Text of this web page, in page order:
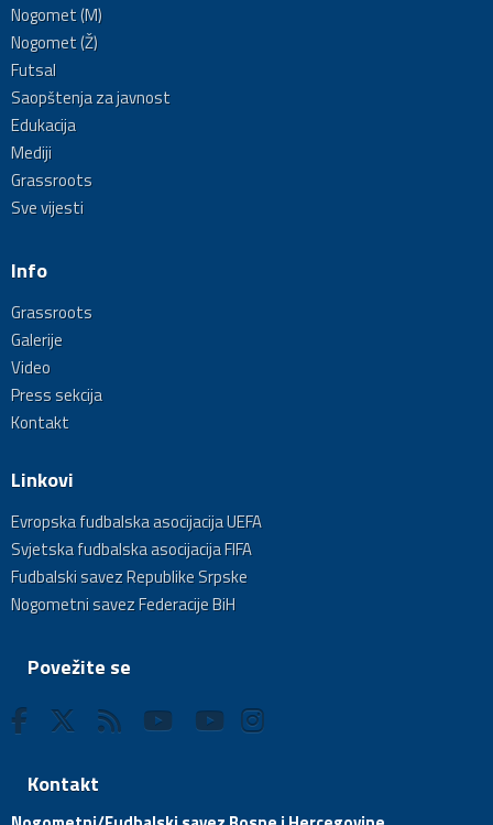
Nogomet (M)
Nogomet (Ž)
Futsal
Saopštenja za javnost
Edukacija
Mediji
Grassroots
Sve vijesti
Info
Grassroots
Galerije
Video
Press sekcija
Kontakt
Linkovi
Evropska fudbalska asocijacija UEFA
Svjetska fudbalska asocijacija FIFA
Fudbalski savez Republike Srpske
Nogometni savez Federacije BiH
Povežite se
Kontakt